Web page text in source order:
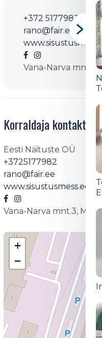
+372 5177982
rano@fair.ee
Vana-Narva mnt.3,
Korraldaja kontaktid
Eesti Näituste OÜ
+3725177982
rano@fair.ee
www.sisustusmess.ee
Vana-Narva mnt.3,
+
−